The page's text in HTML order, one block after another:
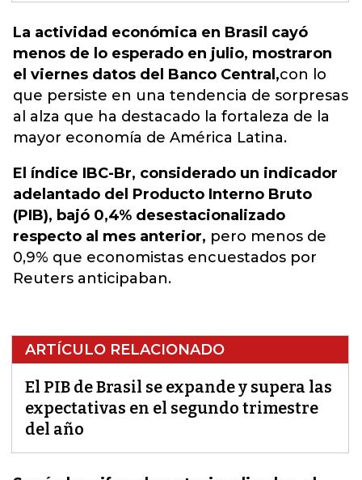
La actividad económica en Brasil cayó
menos de lo esperado en julio, mostraron
el viernes datos del Banco Central,con lo
que persiste en una tendencia de sorpresas
al alza que ha destacado la fortaleza de la
mayor economía de América Latina.
El índice IBC-Br, considerado un indicador
adelantado del Producto Interno Bruto
(PIB), bajó 0,4% desestacionalizado
respecto al mes anterior, pero menos de
0,9% que economistas encuestados por
Reuters anticipaban.
ARTÍCULO RELACIONADO
El PIB de Brasil se expande y supera las
expectativas en el segundo trimestre
del año